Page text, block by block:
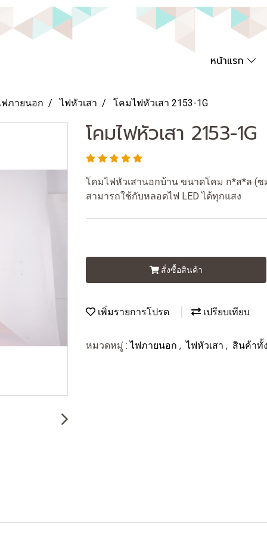
หน้าแรก
ฟภายนอก ไฟหัวเสา โคมไฟหัวเสา 2153-1G
โคมไฟหัวเสา 2153-1G
โคมไฟหัวเสานอกบ้าน ขนาดโคม ก*ส*ล
สามารถใช้กับหลอดไฟ LED ได้ทุกแสง
สั่งซื้อสินค้า
เพิ่มรายการโปรด เปรียบเทียบ
หมวดหมู่ :ไฟภายนอก , ไฟหัวเสา , สินค้าทั้